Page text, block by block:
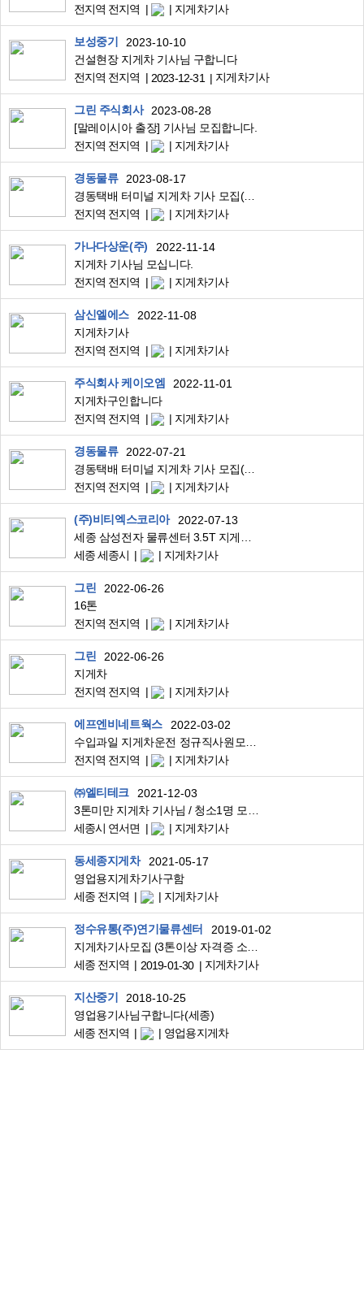
전지역 전지역
지게차기사
보성중기
2023-10-10
건설현장 지게차 기사님 구합니다
전지역 전지역
2023-12-31 지게차기사
그린 주식회사
2023-08-28
[말레이시아 출장] 기사님 모집합니다.
전지역 전지역
지게차기사
경동물류
2023-08-17
경동택배 터미널 지게차 기사 모집(칠곡/양산/장성터미널)
전지역 전지역
지게차기사
가나다상운(주)
2022-11-14
지게차 기사님 모십니다.
전지역 전지역
지게차기사
삼신엘에스
2022-11-08
지게차기사
전지역 전지역
지게차기사
주식회사 케이오엠
2022-11-01
지게차구인합니다
전지역 전지역
지게차기사
경동물류
2022-07-21
경동택배 터미널 지게차 기사 모집(고촌/군포/화성터미널)
전지역 전지역
지게차기사
(주)비티엑스코리아
2022-07-13
세종 세종시
지게차기사
그린
2022-06-26
16톤
전지역 전지역
지게차기사
그린
2022-06-26
지게차
전지역 전지역
지게차기사
에프엔비네트웍스
2022-03-02
전지역 전지역
지게차기사
㈜엘티테크
2021-12-03
세종시 연서면
지게차기사
동세종지게차
2021-05-17
영업용지게차기사구함
세종 전지역
지게차기사
정수유통(주)연기물류센터
2019-01-02
세종 전지역
2019-01-30 지게차기사
지산중기
2018-10-25
영업용기사님구합니다(세종)
세종 전지역
영업용지게차